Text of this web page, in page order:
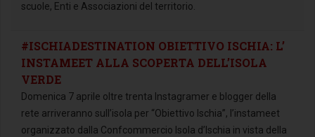
scuole, Enti e Associazioni del territorio.
#ISCHIADESTINATION OBIETTIVO ISCHIA: L’
INSTAMEET ALLA SCOPERTA DELL’ISOLA
VERDE
Domenica 7 aprile oltre trenta Instagramer e blogger della
rete arriveranno sull’isola per “Obiettivo Ischia”, l’instameet
organizzato dalla Confcommercio Isola d’Ischia in vista della